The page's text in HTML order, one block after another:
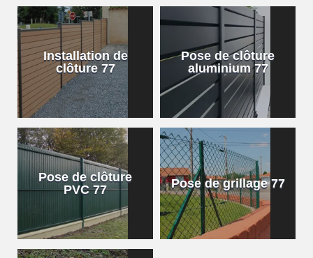
Installation de
clôture 77
Pose de clôture
aluminium 77
Pose de clôture
PVC 77
Pose de grillage 77